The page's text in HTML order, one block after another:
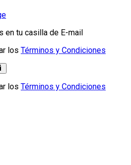
en tu casilla de E-mail
los Términos y Condiciones
los Términos y Condiciones